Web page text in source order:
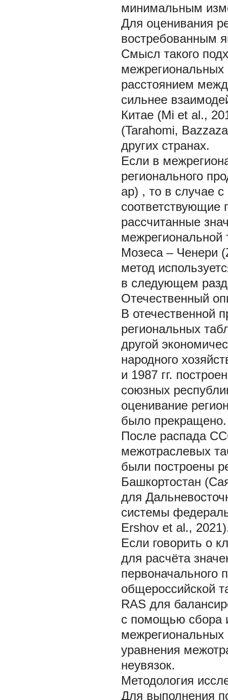
минимальным
Для оценивания
востребованным
Смысл такого
межрегиональных
расстоянием
сильнее
Китае (Mi et al.,
(Tarahomi,
других странах.
Если в
регионального
ар) , то в случае
соответствующие
рассчитанные
межрегиональной
Мозеса – Ченери
метод
в следующем
Отечественный
В отечественной
региональных
другой
народного
и 1987 гг.
союзных
оценивание
было прекращено.
После распада
межотраслевых
были построены
Башкортостан
для
системы
Ershov et al.,
Если говорить о
для расчёта
первоначального
общероссийской
RAS для
с помощью сбора
межрегиональных
уравнения
неувязок.
Методология
Для выполнения